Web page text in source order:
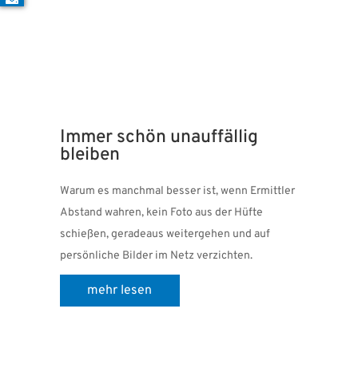
Immer schön unauffällig
bleiben
Warum es manchmal besser ist, wenn Ermittler
Abstand wahren, kein Foto aus der Hüfte
schießen, geradeaus weitergehen und auf
persönliche Bilder im Netz verzichten.
mehr lesen